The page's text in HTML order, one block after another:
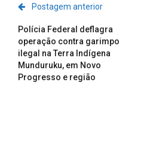
Postagem anterior
Polícia Federal deflagra
operação contra garimpo
ilegal na Terra Indígena
Munduruku, em Novo
Progresso e região